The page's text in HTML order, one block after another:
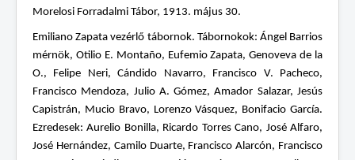
Morelosi Forradalmi Tábor, 1913. május 30.
Emiliano Zapata vezérlő tábornok. Tábornokok: Ángel Barrios
mérnök, Otilio E. Montaño, Eufemio Zapata, Genoveva de la
O., Felipe Neri, Cándido Navarro, Francisco V. Pacheco,
Francisco Mendoza, Julio A. Gómez, Amador Salazar, Jesús
Capistrán, Mucio Bravo, Lorenzo Vásquez, Bonifacio García.
Ezredesek: Aurelio Bonilla, Ricardo Torres Cano, José Alfaro,
José Hernández, Camilo Duarte, Francisco Alarcón, Francisco